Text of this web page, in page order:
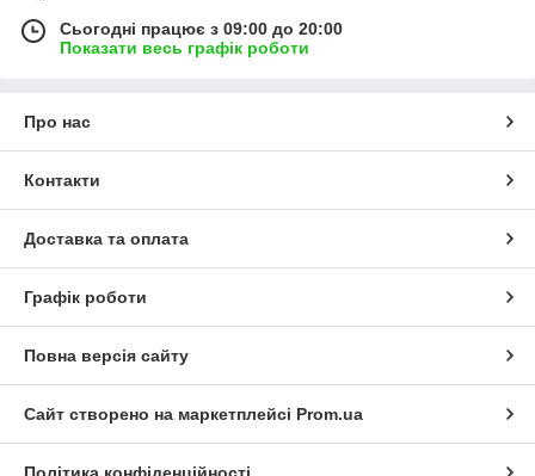
Сьогодні працює з 09:00 до 20:00
Показати весь графік роботи
Про нас
Контакти
Доставка та оплата
Графік роботи
Повна версія сайту
Сайт створено на маркетплейсі Prom.ua
Політика конфіденційності